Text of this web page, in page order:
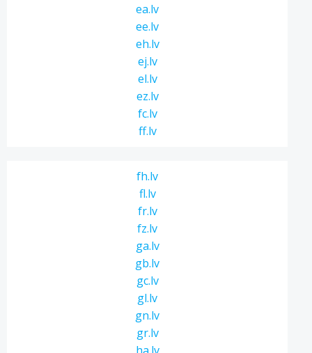
ea.lv
ee.lv
eh.lv
ej.lv
el.lv
ez.lv
fc.lv
ff.lv
fh.lv
fl.lv
fr.lv
fz.lv
ga.lv
gb.lv
gc.lv
gl.lv
gn.lv
gr.lv